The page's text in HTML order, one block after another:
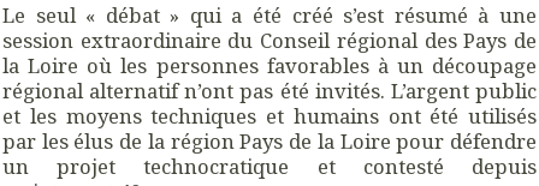
Le seul « débat » qui a été créé s’est résumé à une
session extraordinaire du Conseil régional des Pays de
la Loire où les personnes favorables à un découpage
régional alternatif n’ont pas été invités. L’argent public
et les moyens techniques et humains ont été utilisés
par les élus de la région Pays de la Loire pour défendre
un projet technocratique et contesté depuis